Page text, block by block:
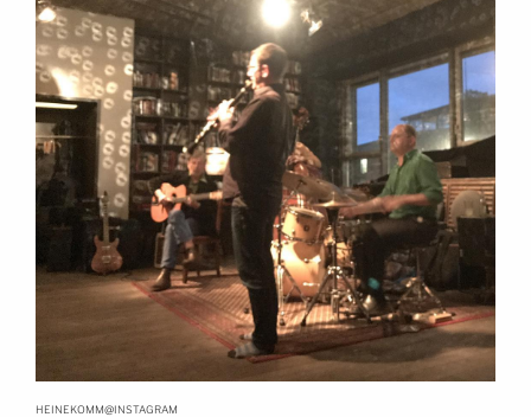
HEINEKOMM@INSTAGRAM